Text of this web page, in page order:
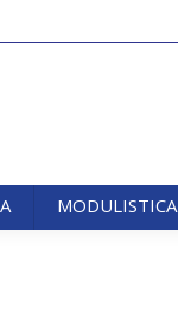
MODULISTICA